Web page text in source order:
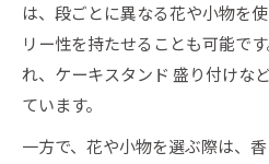
は、段ごとに異なる花や小物を
リー性を持たせることも可能で
れ、ケーキスタンド 盛り付けな
ています。
一方で、花や小物を選ぶ際は、